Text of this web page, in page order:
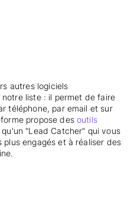
autres logiciels
liste : il permet de faire
téléphone, par email et sur
propose desoutils
qu'un "Lead Catcher" qui vous
engagés et à réaliser des